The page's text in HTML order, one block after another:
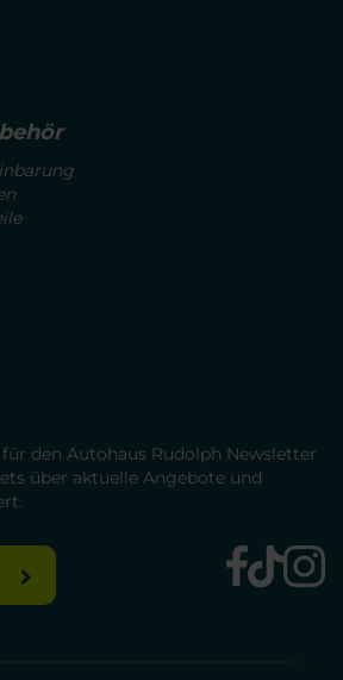
den Autohaus Rudolph Newsletter
über aktuelle Angebote und